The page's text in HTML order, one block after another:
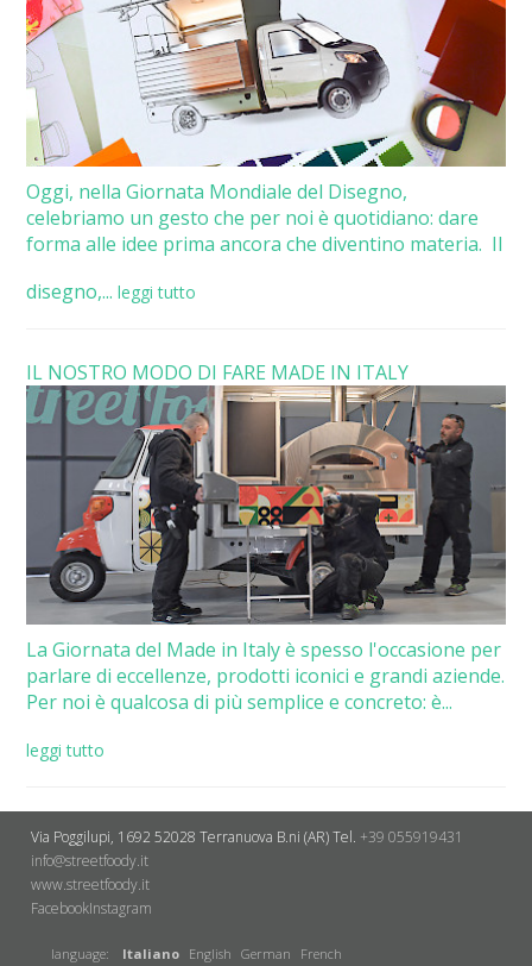
Oggi, nella Giornata Mondiale del Disegno,
celebriamo un gesto che per noi è quotidiano: dare
forma alle idee prima ancora che diventino materia. Il
disegno,... leggi tutto
IL NOSTRO MODO DI FARE MADE IN ITALY
La Giornata del Made in Italy è spesso l'occasione per
parlare di eccellenze, prodotti iconici e grandi aziende.
Per noi è qualcosa di più semplice e concreto: è...
leggi tutto
Via Poggilupi, 1692 52028 Terranuova B.ni (AR)Tel. +39 055919431
info@streetfoody.it
www.streetfoody.it
Facebook​Instagram
language: Italiano English German French